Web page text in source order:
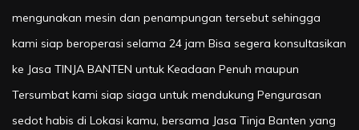
mengunakan mesin dan penampungan tersebut sehingga
kami siap beroperasi selama 24 jam Bisa segera konsultasikan
ke Jasa TINJA BANTEN untuk Keadaan Penuh maupun
Tersumbat kami siap siaga untuk mendukung Pengurasan
sedot habis di Lokasi kamu, bersama Jasa Tinja Banten yang